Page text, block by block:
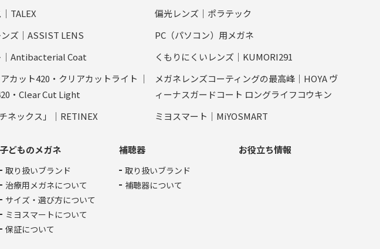
TALEX
偏光レンズ｜ポラテック
ズ｜ASSIST LENS
PC（パソコン）用メガネ
｜Antibacterial Coat
くもりにくいレンズ｜KUMORI291
カット420・クリアカットライト ｜
・Clear Cut Light
メガネレンズコーティングの最高峰｜HOYA ヴ
ィーナスガードコート ロングライフコウキン
ネックス」｜RETINEX ミヨスマート｜MiYOSMART
子どものメガネ
取り扱いブランド
治療用メガネについて
サイズ・選び方について
ミヨスマートについて
保証について
補聴器
取り扱いブランド
補聴器について
お役立ち情報